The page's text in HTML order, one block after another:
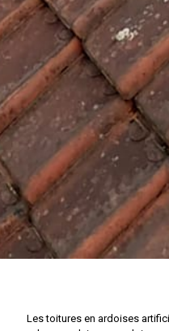
Les toitures en ardoises